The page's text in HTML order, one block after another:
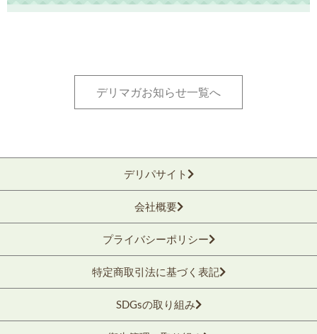
デリマガお知らせ一覧へ
デリパサイト
会社概要
プライバシーポリシー
特定商取引法に基づく表記
SDGsの取り組み